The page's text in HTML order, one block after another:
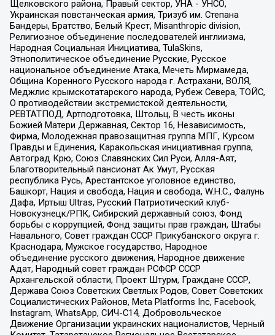
Щелковского района, Правый сектор, УНА - УНСО,
Украинская повстанческая армия, Тризуб им. Степана
Бандеры, Братство, Белый Крест, Misanthropic division,
Религиозное объединение последователей инглиизма,
Народная Социальная Инициатива, TulaSkins,
Этнополитическое объединение Русские, Русское
национальное объединение Атака, Мечеть Мирмамеда,
Община Коренного Русского народа г. Астрахани, ВОЛЯ,
Меджлис крымскотатарского народа, Рубеж Севера, ТОЙС,
О противодействии экстремистской деятельности,
РЕВТАТПОД, Артподготовка, Штольц, В честь иконы
Божией Матери Державная, Сектор 16, Независимость,
Фирма, Молодежная правозащитная группа МПГ, Курсом
Правды и Единения, Каракольская инициативная группа,
Автоград Крю, Союз Славянских Сил Руси, Алля-Аят,
Благотворительный пансионат Ак Умут, Русская
республика Русь, Арестантское уголовное единство,
Башкорт, Нация и свобода, Нация и свобода, W.H.С., Фалунь
Дафа, Иртыш Ultras, Русский Патриотический клуб-
Новокузнецк/РПК, Сибирский державный союз, Фонд
борьбы с коррупцией, Фонд защиты прав граждан, Штабы
Навального, Совет граждан СССР Прикубанского округа г.
Краснодара, Мужское государство, Народное
объединение русского движения, Народное движение
Адат, Народный совет граждан РСФСР СССР
Архангельской области, Проект Штурм, Граждане СССР,
Держава Союз Советских Светлых Родов, Совет Советских
Социалистических Районов, Meta Platforms Inc, Facebook,
Instagram, WhatsApp, СИЧ-С14, Добровольческое
Движение Организации украинских националистов, Черный